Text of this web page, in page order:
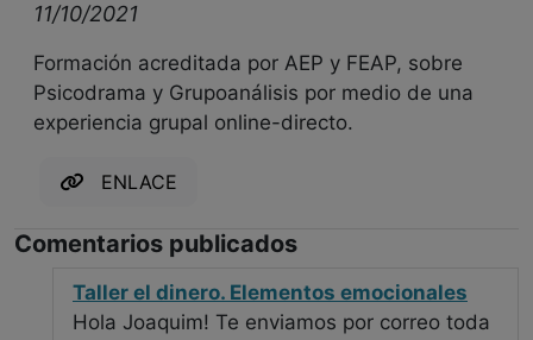
11/10/2021
Formación acreditada por AEP y FEAP, sobre
Psicodrama y Grupoanálisis por medio de una
experiencia grupal online-directo.
ENLACE
Comentarios publicados
Taller el dinero. Elementos emocionales
Hola Joaquim! Te enviamos por correo toda